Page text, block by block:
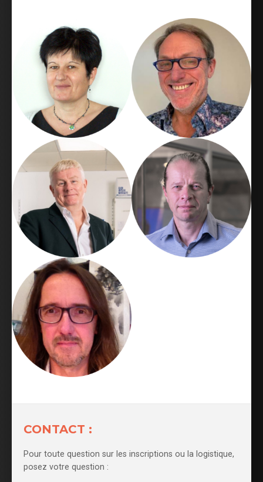
CONTACT :
Pour toute question sur les inscriptions ou la logistique,
posez votre question :